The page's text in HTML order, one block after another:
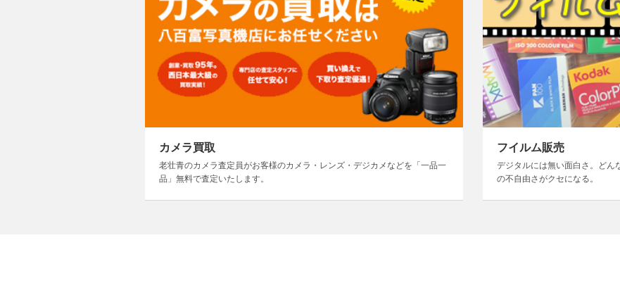
カメラ買取
老壮青のカメラ査定員がお客様のカメラ・レンズ・デジカメなどを「一品一
品」無料で査定いたします。
フイルム販売
デジタルには無い面白さ。どん
の不自由さがクセになる。